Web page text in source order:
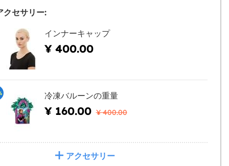
クセサリー:
インナーキャップ
¥ 400.00
冷凍バルーンの重量
¥ 160.00 ¥ 400.00
アクセサリー